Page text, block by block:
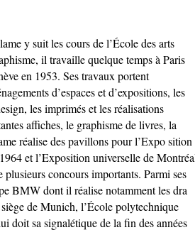
y suit les cours de l’École des arts
il travaille quelque temps à Paris
en 1953. Ses travaux portent
d’espaces et d’expositions, les
les imprimés et les réalisations
affiches, le graphisme de livres, la
réalise des pavillons pour l’Expo sition
et l’Exposition universelle de
concours importants. Parmi ses
BMW dont il réalise notamment les dra
de Munich, l’École polytechnique
doit sa signalétique de la fin des années